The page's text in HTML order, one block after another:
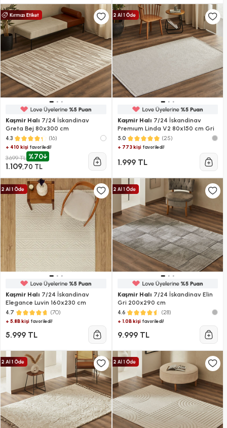
Kaşmir Halı 7/24 İskandinav
Greta Bej 80x300 cm
4.3 (16)
+ 410 kişi favoriledi!
3.699 TL %70
1.109,70 TL
Kaşmir Halı 7/24 İskandinav
Premıum Linda V2 80x150 cm Gri
5.0 (25)
+ 773 kişifavoriledi!
1.999 TL
Kaşmir Halı 7/24 İskandinav
Elegance Luvin 160x230 cm
4.7 (70)
+ 5.8B kişi favoriledi!
5.999 TL
Kaşmir Halı 7/24 İskandinav Elin
Gri 200x290 cm
4.6 (28)
+ 1.0B kişifavoriledi!
9.999 TL